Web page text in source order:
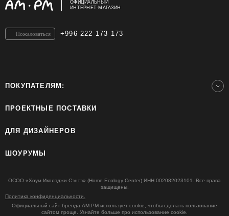
ОФИЦИАЛЬНЫЙ
ИНТЕРНЕТ-МАГАЗИН
+996 222 173 173
Пожаловаться
ПОКУПАТЕЛЯМ:
ПРОЕКТНЫЕ ПОСТАВКИ
ДЛЯ ДИЗАЙНЕРОВ
ШОУРУМЫ
ОСОО «Хоум Иколэджи Сэнтэ» (Home Ecology Center) ИНН 002082023101. Все права
защищены.
Политика конфиденциальности.
Официальный сайт бренда AM.PM использует cookie, чтобы сделать пользование
сайтом проще. Узнайте больше про использование cookie.